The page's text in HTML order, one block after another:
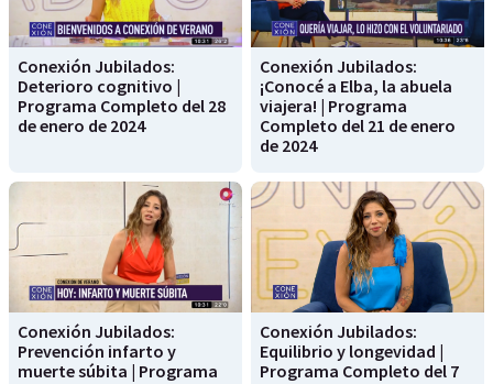
Conexión Jubilados:
Deterioro cognitivo |
Programa Completo del 28
de enero de 2024
Conexión Jubilados:
¡Conocé a Elba, la abuela
viajera! | Programa
Completo del 21 de enero
de 2024
Conexión Jubilados:
Prevención infarto y
muerte súbita | Programa
Conexión Jubilados:
Equilibrio y longevidad |
Programa Completo del 7